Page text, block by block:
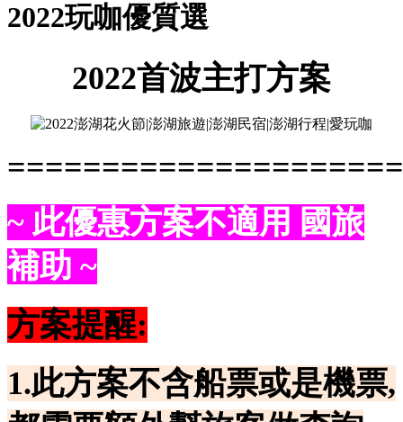
2022玩咖優質選
2022首波主打方案
~ 此優惠方案不適用 國旅
補助 ~
方案提醒:
1.此方案不含船票或是機票,